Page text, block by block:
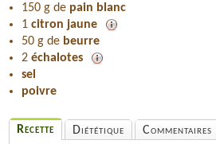
150 g de pain blanc
1 citron jaune
50 g de beurre
2 échalotes
sel
poivre
Recette Diététique Commentaires